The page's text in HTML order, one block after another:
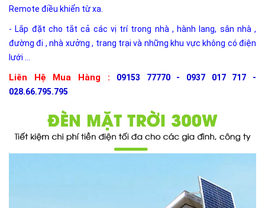
Remote điều khiển từ xa.
- Lắp đặt cho tắt cả các vị trí trong nhà , hành lang, sân nhà ,
đường đi , nhà xưởng , trang trại và những khu vực không có điện
lưới ...
Liên Hệ Mua Hàng :
09153 77770 - 0937 017 717 -
028.66.795.795